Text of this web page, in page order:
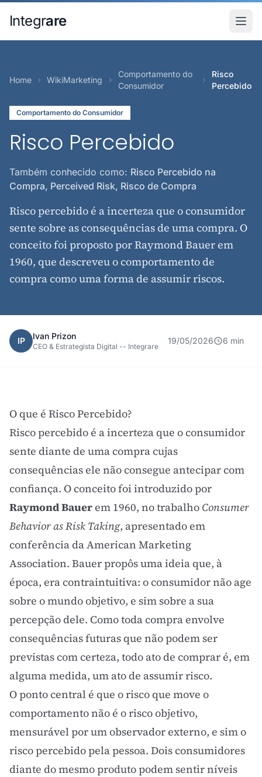
Integrare
Home WikiMarketing
Comportamento do
Consumidor
Risco
Percebido
Comportamento do Consumidor
Risco Percebido
Também conhecido como: Risco Percebido na
Compra, Perceived Risk, Risco de Compra
Risco percebido é a incerteza que o consumidor
sente sobre as consequências de uma compra. O
conceito foi proposto por Raymond Bauer em
1960, que descreveu o comportamento de
compra como uma forma de assumir riscos.
IP Ivan Prizon
CEO & Estrategista Digital -- Integrare
19/05/2026 6 min
O que é Risco Percebido?
Risco percebido é a incerteza que o consumidor
sente diante de uma compra cujas
consequências ele não consegue antecipar com
confiança. O conceito foi introduzido por
Raymond Bauerem 1960, no trabalho Consumer
Behavior as Risk Taking, apresentado em
conferência da American Marketing
Association. Bauer propôs uma ideia que, à
época, era contraintuitiva: o consumidor não age
sobre o mundo objetivo, e sim sobre a sua
percepção dele. Como toda compra envolve
consequências futuras que não podem ser
previstas com certeza, todo ato de comprar é, em
alguma medida, um ato de assumir risco.
O ponto central é que o risco que move o
comportamento não é o risco objetivo,
mensurável por um observador externo, e sim o
risco percebido pela pessoa. Dois consumidores
diante do mesmo produto podem sentir níveis